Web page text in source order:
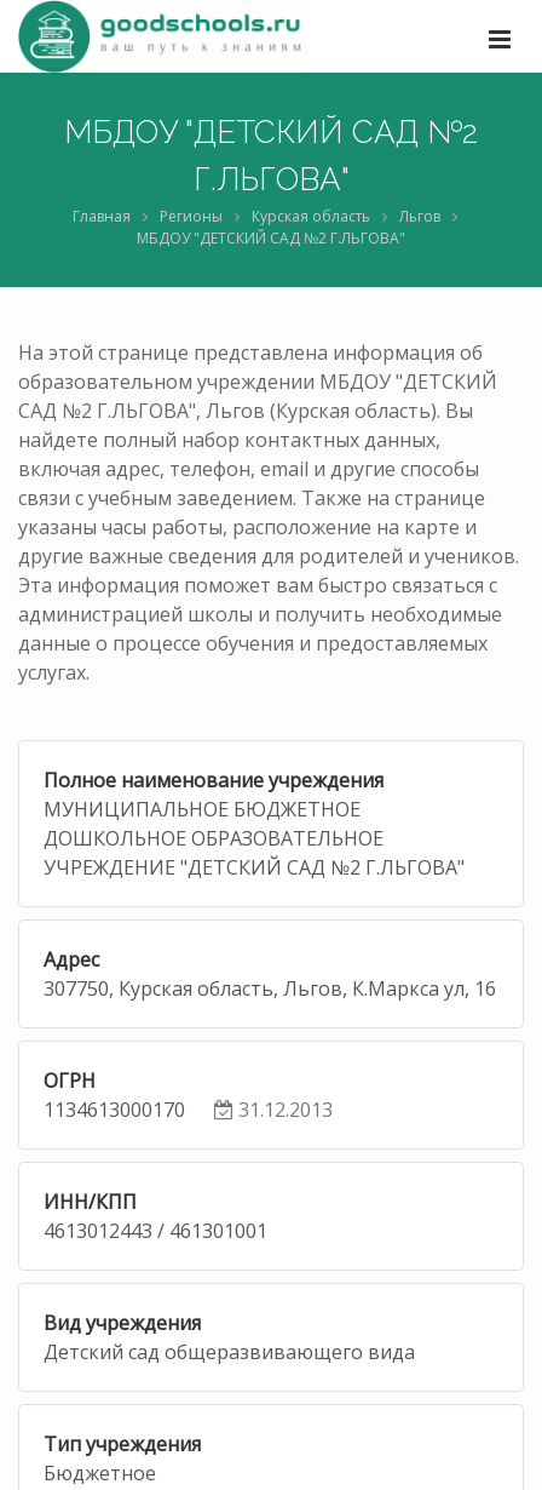
МБДОУ "ДЕТСКИЙ САД №2
Г.ЛЬГОВА"
Главная Регионы Курская область
Льгов
МБДОУ "ДЕТСКИЙ САД №2 Г.ЛЬГОВА"
На этой странице представлена информация об
образовательном учреждении МБДОУ "ДЕТСКИЙ
САД №2 Г.ЛЬГОВА", Льгов (Курская область). Вы
найдете полный набор контактных данных,
включая адрес, телефон, email и другие способы
связи с учебным заведением. Также на странице
указаны часы работы, расположение на карте и
другие важные сведения для родителей и учеников.
Эта информация поможет вам быстро связаться с
администрацией школы и получить необходимые
данные о процессе обучения и предоставляемых
услугах.
Полное наименование учреждения
МУНИЦИПАЛЬНОЕ БЮДЖЕТНОЕ
ДОШКОЛЬНОЕ ОБРАЗОВАТЕЛЬНОЕ
УЧРЕЖДЕНИЕ "ДЕТСКИЙ САД №2 Г.ЛЬГОВА"
Адрес
307750, Курская область, Льгов, К.Маркса ул, 16
ОГРН
1134613000170
31.12.2013
ИНН/КПП
4613012443 / 461301001
Вид учреждения
Детский сад общеразвивающего вида
Тип учреждения
Бюджетное